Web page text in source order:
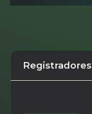
Registradores